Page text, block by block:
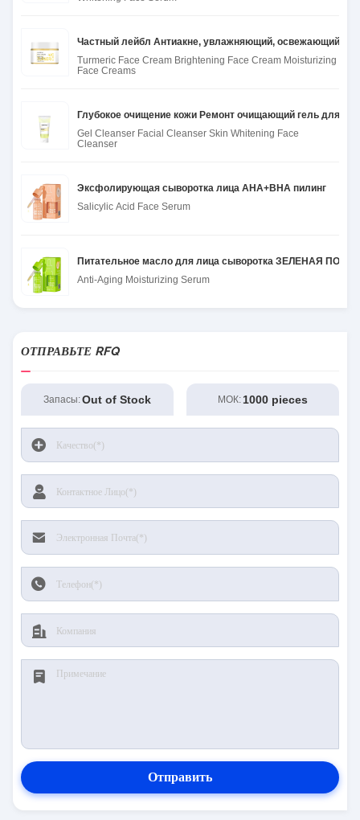
Частный лейбл Антиакне, увлажняющий, освежающий
Turmeric Face Cream Brightening Face Cream Moisturizing
Face Creams
Глубокое очищение кожи Ремонт очищающий гель для
Gel Cleanser Facial Cleanser Skin Whitening Face
Cleanser
Эксфолирующая сыворотка лица AHA+BHA пилинг
Salicylic Acid Face Serum
Питательное масло для лица сыворотка ЗЕЛЕНАЯ
Anti-Aging Moisturizing Serum
ОТПРАВЬТЕ RFQ
Запасы:Out of Stock МОК: 1000 pieces
Отправить